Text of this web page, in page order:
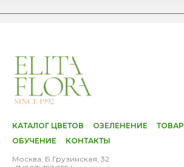
КАТАЛОГ ЦВЕТОВ ОЗЕЛЕНЕНИЕ ТОВАР
ОБУЧЕНИЕ
КОНТАКТЫ
Москва, Б.Грузинская, 32